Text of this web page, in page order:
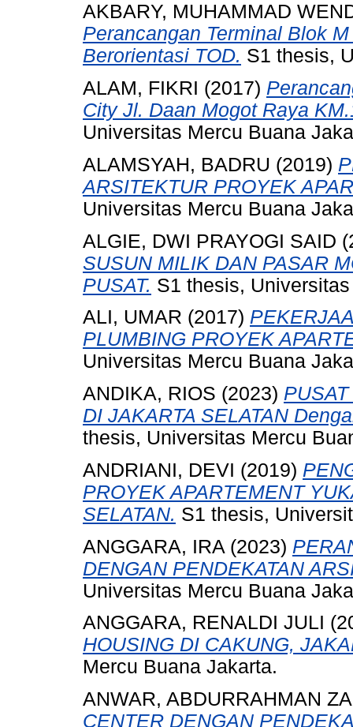
AKBARY, MUHAMMAD
Perancangan Terminal Blok
Berorientasi TOD. S1 thesis,
ALAM, FIKRI (2017)
City Jl. Daan Mogot Raya
Universitas Mercu Buana
ALAMSYAH, BADRU (2019)
ARSITEKTUR PROYEK
Universitas Mercu Buana
ALGIE, DWI PRAYOGI SAID
SUSUN MILIK DAN PASAR
PUSAT. S1 thesis,
ALI, UMAR (2017)
PLUMBING PROYEK
Universitas Mercu Buana
ANDIKA, RIOS (2023)
DI JAKARTA SELATAN
thesis, Universitas Mercu
ANDRIANI, DEVI (2019)
PROYEK APARTEMENT
SELATAN. S1 thesis,
ANGGARA, IRA (2023)
DENGAN PENDEKATAN
Universitas Mercu Buana
ANGGARA, RENALDI JULI
HOUSING DI CAKUNG,
Mercu Buana Jakarta.
ANWAR, ABDURRAHMAN
CENTER DENGAN